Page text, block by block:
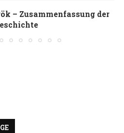
– Zusammenfassung der